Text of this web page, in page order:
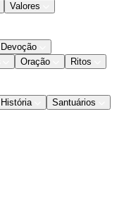
Valores
Devoção
Oração
Ritos
História
Santuários